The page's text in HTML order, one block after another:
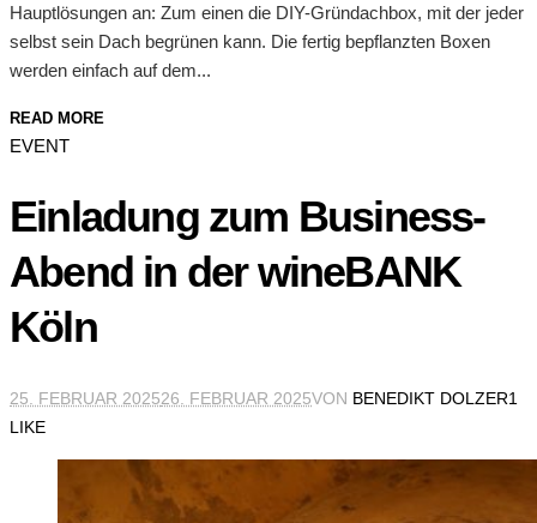
Hauptlösungen an: Zum einen die DIY-Gründachbox, mit der jeder
selbst sein Dach begrünen kann. Die fertig bepflanzten Boxen
werden einfach auf dem...
READ MORE
EVENT
Einladung zum Business-
Abend in der wineBANK
Köln
25. FEBRUAR 202526. FEBRUAR 2025VON BENEDIKT DOLZER1
LIKE